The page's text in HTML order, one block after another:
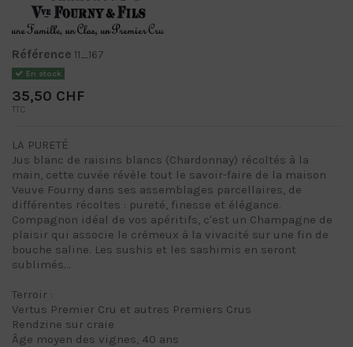
Référence 11_167
En stock
35,50 CHF
TTC
LA PURETÉ
Jus blanc de raisins blancs (Chardonnay) récoltés à la
main, cette cuvée révèle tout le savoir-faire de la maison
Veuve Fourny dans ses assemblages parcellaires, de
différentes récoltes : pureté, finesse et élégance.
Compagnon idéal de vos apéritifs, c'est un Champagne de
plaisir qui associe le crémeux à la vivacité sur une fin de
bouche saline. Les sushis et les sashimis en seront
sublimés...
Terroir :
Vertus Premier Cru et autres Premiers Crus
Rendzine sur craie
Âge moyen des vignes, 40 ans